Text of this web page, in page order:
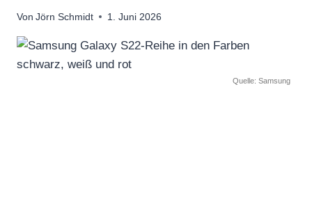
Von Jörn Schmidt 1. Juni 2026
Quelle: Samsung